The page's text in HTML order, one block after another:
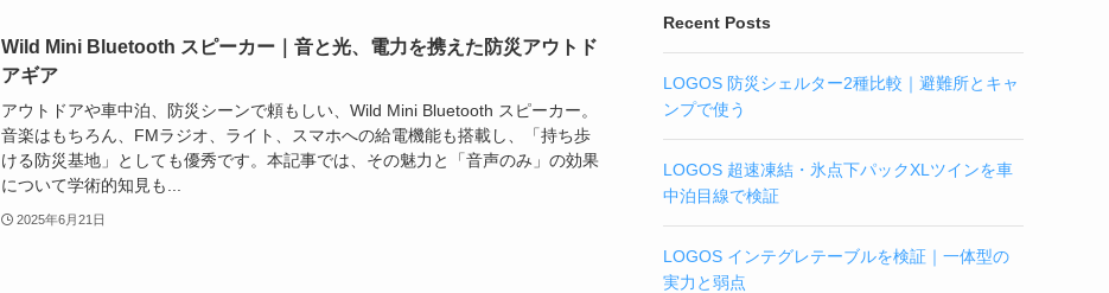
Wild Mini Bluetooth スピーカー｜音と光、電力を携えた防災アウトド
アギア
アウトドアや車中泊、防災シーンで頼もしい、Wild Mini Bluetooth スピーカー。
音楽はもちろん、FMラジオ、ライト、スマホへの給電機能も搭載し、「持ち歩
ける防災基地」としても優秀です。本記事では、その魅力と「音声のみ」の効果
について学術的知見も...
2025年6月21日
Recent Posts
LOGOS 防災シェルター2種比較｜避難所とキャ
ンプで使う
LOGOS 超速凍結・氷点下パックXLツインを車
中泊目線で検証
LOGOS インテグレテーブルを検証｜一体型の
実力と弱点